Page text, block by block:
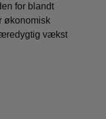
for blandt
økonomisk
vækst